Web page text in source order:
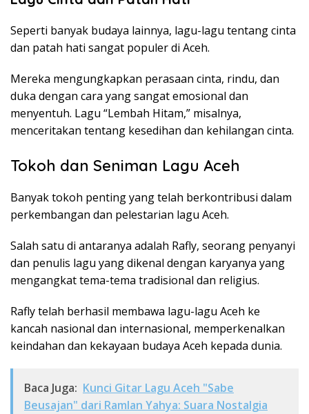
Seperti banyak budaya lainnya, lagu-lagu tentang cinta
dan patah hati sangat populer di Aceh.
Mereka mengungkapkan perasaan cinta, rindu, dan
duka dengan cara yang sangat emosional dan
menyentuh. Lagu “Lembah Hitam,” misalnya,
menceritakan tentang kesedihan dan kehilangan cinta.
Tokoh dan Seniman Lagu Aceh
Banyak tokoh penting yang telah berkontribusi dalam
perkembangan dan pelestarian lagu Aceh.
Salah satu di antaranya adalah Rafly, seorang penyanyi
dan penulis lagu yang dikenal dengan karyanya yang
mengangkat tema-tema tradisional dan religius.
Rafly telah berhasil membawa lagu-lagu Aceh ke
kancah nasional dan internasional, memperkenalkan
keindahan dan kekayaan budaya Aceh kepada dunia.
Baca Juga: Kunci Gitar Lagu Aceh "Sabe
Beusajan" dari Ramlan Yahya: Suara Nostalgia